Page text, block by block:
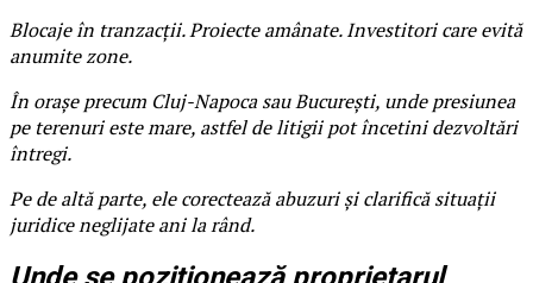
Blocaje în tranzacții. Proiecte amânate. Investitori care evită
anumite zone.
În orașe precum Cluj-Napoca sau București, unde presiunea
pe terenuri este mare, astfel de litigii pot încetini dezvoltări
întregi.
Pe de altă parte, ele corectează abuzuri și clarifică situații
juridice neglijate ani la rând.